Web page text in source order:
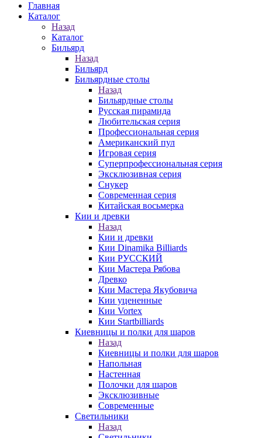
Главная
Каталог
Назад
Каталог
Бильярд
Назад
Бильярд
Бильярдные столы
Назад
Бильярдные столы
Русская пирамида
Любительская серия
Профессиональная серия
Американский пул
Игровая серия
Суперпрофессиональная серия
Эксклюзивная серия
Снукер
Современная серия
Китайская восьмерка
Кии и древки
Назад
Кии и древки
Кии Dinamika Billiards
Кии РУССКИЙ
Кии Мастера Рябова
Древко
Кии Мастера Якубовича
Кии уцененные
Кии Vortex
Кии Startbilliards
Киевницы и полки для шаров
Назад
Киевницы и полки для шаров
Напольная
Настенная
Полочки для шаров
Эксклюзивные
Современные
Светильники
Назад